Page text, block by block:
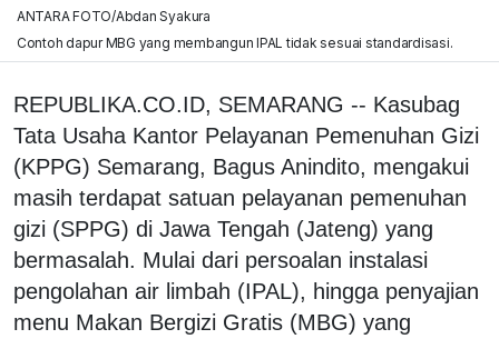
ANTARA FOTO/Abdan Syakura
Contoh dapur MBG yang membangun IPAL tidak sesuai standardisasi.
REPUBLIKA.CO.ID, SEMARANG -- Kasubag
Tata Usaha Kantor Pelayanan Pemenuhan Gizi
(KPPG) Semarang, Bagus Anindito, mengakui
masih terdapat satuan pelayanan pemenuhan
gizi (SPPG) di Jawa Tengah (Jateng) yang
bermasalah. Mulai dari persoalan instalasi
pengolahan air limbah (IPAL), hingga penyajian
menu Makan Bergizi Gratis (MBG) yang